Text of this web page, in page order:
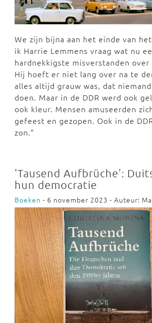
We zijn bijna aan het einde van
ik Harrie Lemmens vraag wat nu
hardnekkigste misverstanden over
Hij hoeft er niet lang over na te
alles altijd grauw was, dat
doen. Maar in de DDR werd ook
ook kleur. Mensen amuseerden
gefeest en gezopen. Ook in de
zon.”
'Tausend Aufbrüche':
hun democratie
Boeken - 6 november 2023 - Auteur: